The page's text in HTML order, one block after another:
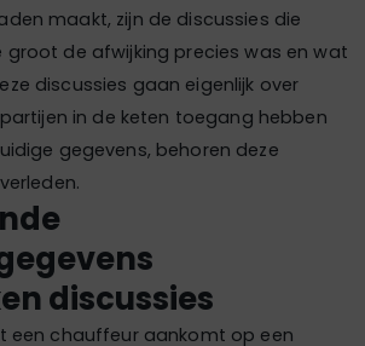
maakt, zijn de discussies die
de afwijking precies was en wat
discussies gaan eigenlijk over
in de keten toegang hebben
gegevens, behoren deze
discussies
een chauffeur aankomt op een